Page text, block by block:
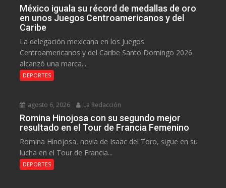
México iguala su récord de medallas de oro
en unos Juegos Centroamericanos y del
Caribe
La delegación mexicana en los Juegos
Centroamericanos y del Caribe Santo Domingo 2026
alcanzó una marca...
DEPORTES
agosto 6, 2026 La Redacción
Romina Hinojosa con su segundo mejor
resultado en el Tour de Francia Femenino
Romina Hinojosa, novia de Isaac del Toro, sigue en su
lucha en el Tour de Francia...
DEPORTES